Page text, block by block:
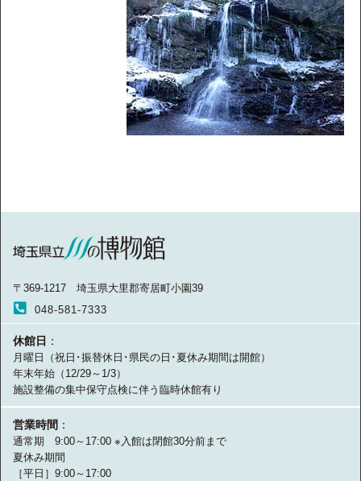
〒369-1217 埼玉県大里郡寄居町小園39
048-581-7333
休館日 ：
月曜日（祝日･振替休日･県民の日･夏休み期間は開館）
年末年始（12/29～1/3）
施設整備の集中保守点検に伴う臨時休館有り
営業時間 ：
通常期 9:00～17:00 ※入館は閉館30分前まで
夏休み期間
［平日］9:00～17:00